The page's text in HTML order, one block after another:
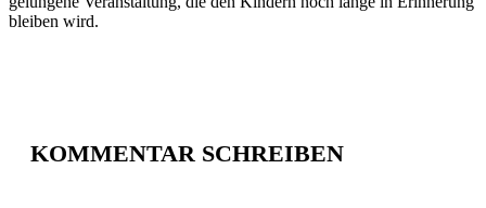
bleiben wird.
KOMMENTAR SCHREIBEN